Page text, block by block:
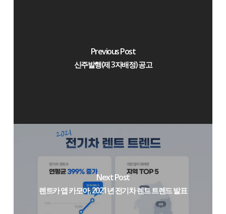
Previous Post
신주발행(제 3자배정) 공고
Next Post
렌트카 앱 카모아, 2021년 전기차 렌트 트렌드 발표